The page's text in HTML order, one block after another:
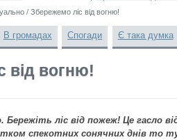
/ Збережемо ліс від вогню!
В громадах Спогади Є така думка
від вогню!
ліс від пожеж! Це гасло
спекотних сонячних днів то